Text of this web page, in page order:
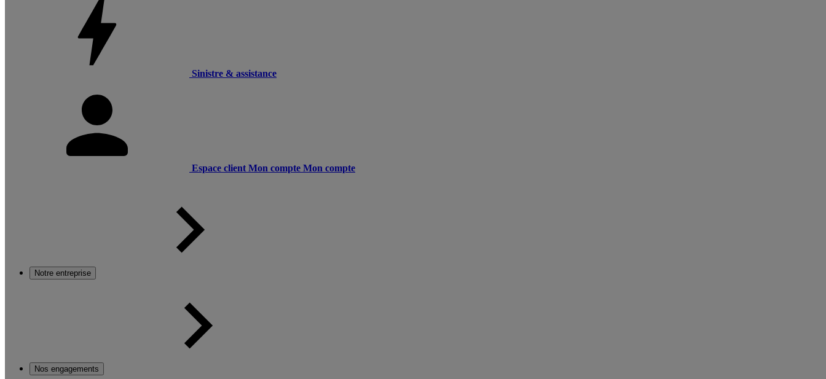
Sinistre & assistance
Espace client Mon compte Mon compte
Notre entreprise
Nos engagements